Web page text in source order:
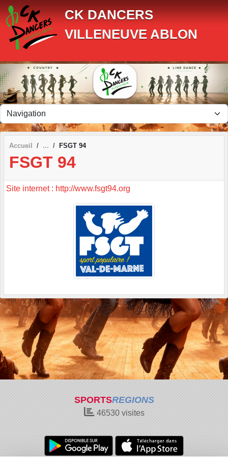
CK DANCERS
VILLENEUVE ABLON
Accueil FSGT 94
FSGT 94
Site internet : http://www.fsgt94.org
SPORTSREGIONS
46530visites
Panneau de gestion des cookies